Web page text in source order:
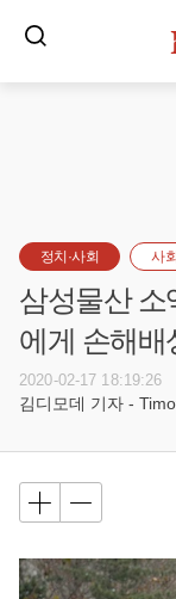
정치·사회 사회
삼성물산 소
에게 손해배
2020-02-17 18:19:26
김디모데 기자 -